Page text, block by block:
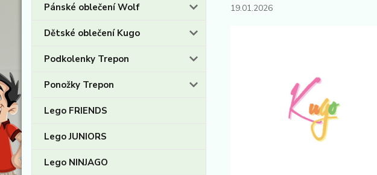
Pánské oblečení Wolf
Dětské oblečení Kugo
Podkolenky Trepon
Ponožky Trepon
Lego FRIENDS
Lego JUNIORS
Lego NINJAGO
19.01.2026